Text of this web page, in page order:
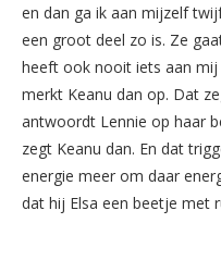
en dan ga ik aan mijzelf
een groot deel zo is. Ze
heeft ook nooit iets aan
merkt Keanu dan op. Dat
antwoordt Lennie op haar
zegt Keanu dan. En dat
energie meer om daar
dat hij Elsa een beetje met